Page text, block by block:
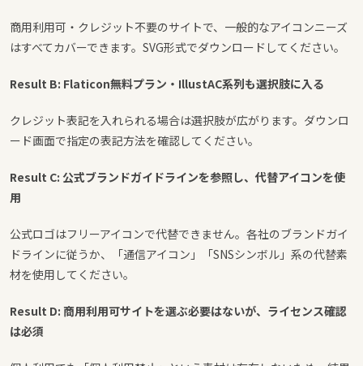
商用利用可・クレジット不要のサイトで、一般的なアイコンニーズ
はすべてカバーできます。SVG形式でダウンロードしてください。
Result B: Flaticon無料プラン・IllustAC系列も選択肢に入る
クレジット表記を入れられる場合は選択肢が広がります。ダウンロ
ード画面で指定の表記方法を確認してください。
Result C: 公式ブランドガイドラインを参照し、代替アイコンを使
用
公式ロゴはフリーアイコンで代替できません。各社のブランドガイ
ドラインに従うか、「通信アイコン」「SNSシンボル」系の代替素
材を使用してください。
Result D: 商用利用可サイトを選ぶ必要はないが、ライセンス確認
は必須